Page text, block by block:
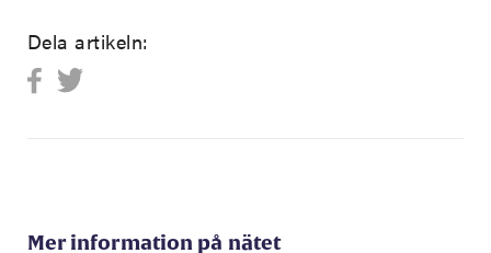
Dela artikeln:
Mer information på nätet